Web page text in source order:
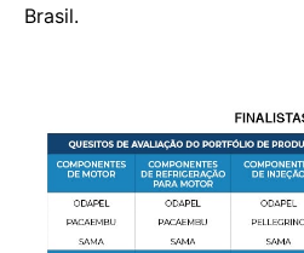
Brasil.